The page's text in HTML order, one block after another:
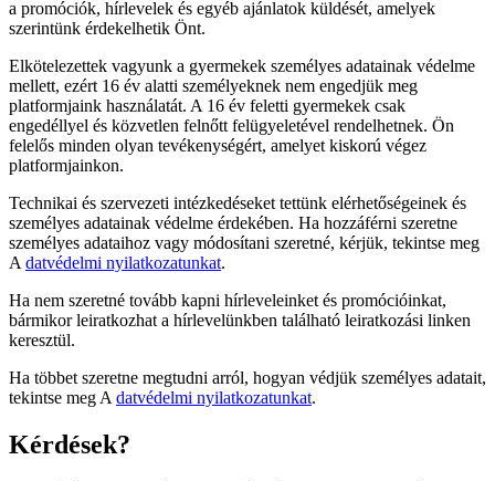
a promóciók, hírlevelek és egyéb ajánlatok küldését, amelyek
szerintünk érdekelhetik Önt.
Elkötelezettek vagyunk a gyermekek személyes adatainak védelme
mellett, ezért 16 év alatti személyeknek nem engedjük meg
platformjaink használatát. A 16 év feletti gyermekek csak
engedéllyel és közvetlen felnőtt felügyeletével rendelhetnek. Ön
felelős minden olyan tevékenységért, amelyet kiskorú végez
platformjainkon.
Technikai és szervezeti intézkedéseket tettünk elérhetőségeinek és
személyes adatainak védelme érdekében. Ha hozzáférni szeretne
személyes adataihoz vagy módosítani szeretné, kérjük, tekintse meg
Adatvédelmi nyilatkozatunkat.
Ha nem szeretné tovább kapni hírleveleinket és promócióinkat,
bármikor leiratkozhat a hírlevelünkben található leiratkozási linken
keresztül.
Ha többet szeretne megtudni arról, hogyan védjük személyes adatait,
tekintse meg Adatvédelmi nyilatkozatunkat.
Kérdések?